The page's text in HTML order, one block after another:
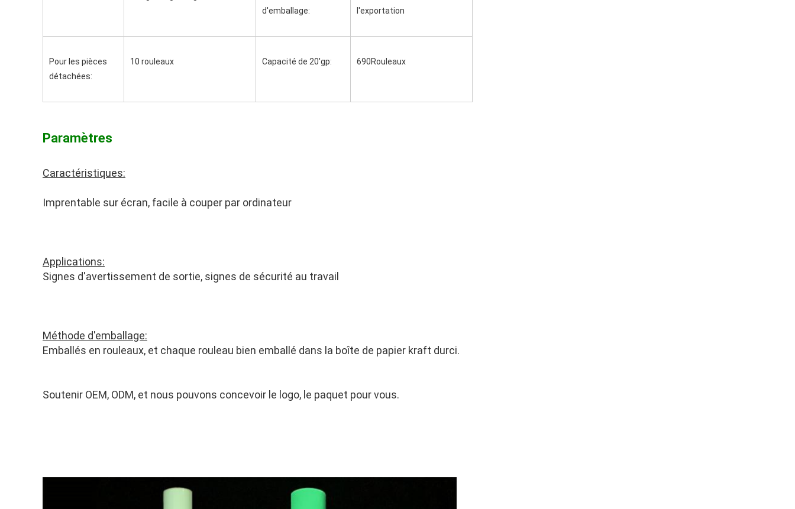
d'emballage:
l'exportation
Pour les pièces
détachées:
10 rouleaux Capacité de 20'gp: 690Rouleaux
Paramètres
Caractéristiques:
Imprentable sur écran, facile à couper par ordinateur
Applications:
Signes d'avertissement de sortie, signes de sécurité au travail
Méthode d'emballage:
Emballés en rouleaux, et chaque rouleau bien emballé dans la boîte de papier kraft durci.
Soutenir OEM, ODM, et nous pouvons concevoir le logo, le paquet pour vous.